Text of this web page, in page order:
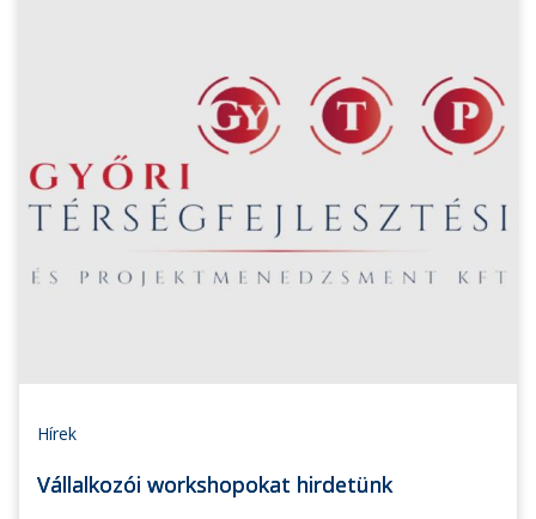
Hírek
Vállalkozói workshopokat hirdetünk